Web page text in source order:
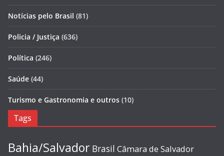
Notícias pelo Brasil (81)
Policia / Justiça (636)
Política (246)
Saúde (44)
Turismo e Gastronomia e outros (10)
Tags
Bahia/Salvador Brasil Câmara de Salvador